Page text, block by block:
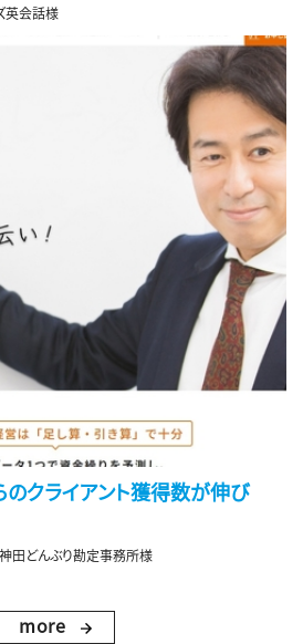
英会話様
のクライアント獲得数が伸び
田どんぶり勘定事務所様
more